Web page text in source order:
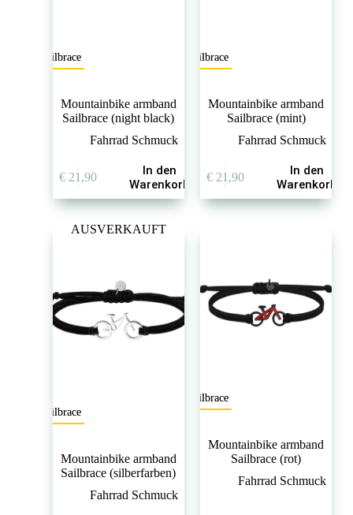
Sailbrace
Mountainbike armband
Sailbrace (night black)
Fahrrad Schmuck
€21,90
In den
Warenkorb
Sailbrace
Mountainbike armband
Sailbrace (mint)
Fahrrad Schmuck
€21,90
In den
Warenkorb
AUSVERKAUFT
Sailbrace
Mountainbike armband
Sailbrace (silberfarben)
Fahrrad Schmuck
Sailbrace
Mountainbike armband
Sailbrace (rot)
Fahrrad Schmuck